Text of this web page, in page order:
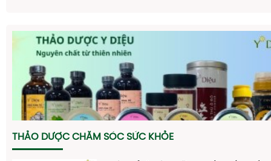
THẢO DƯỢC CHĂM SÓC SỨC KHỎE